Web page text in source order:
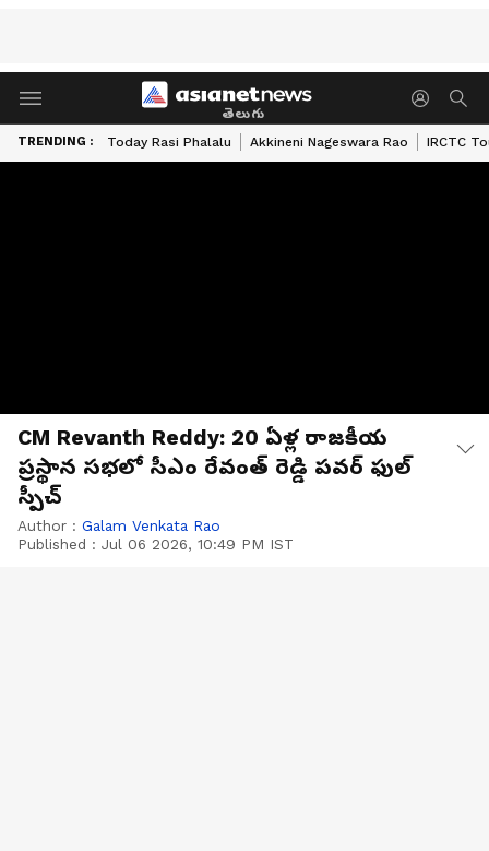
తెలుగు
TRENDING : Today Rasi Phalalu Akkineni Nageswara Rao IRCTC
CM Revanth Reddy: 20 ఏళ్ల రాజకీయ
ప్రస్థాన సభలో సీఎం రేవంత్ రెడ్డి పవర్ ఫుల్
స్పీచ్
Author : Galam Venkata Rao
Published : Jul 06 2026, 10:49 PM IST